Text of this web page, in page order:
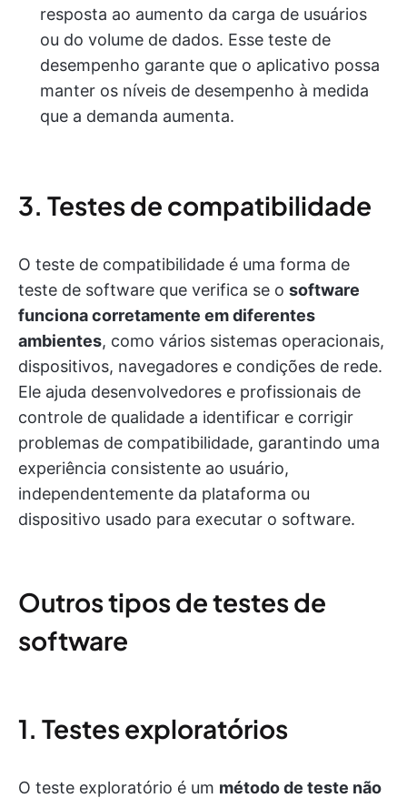
resposta ao aumento da carga de usuários
ou do volume de dados. Esse teste de
desempenho garante que o aplicativo possa
manter os níveis de desempenho à medida
que a demanda aumenta.
3. Testes de compatibilidade
O teste de compatibilidade é uma forma de
teste de software que verifica se o software
funciona corretamente em diferentes
ambientes, como vários sistemas operacionais,
dispositivos, navegadores e condições de rede.
Ele ajuda desenvolvedores e profissionais de
controle de qualidade a identificar e corrigir
problemas de compatibilidade, garantindo uma
experiência consistente ao usuário,
independentemente da plataforma ou
dispositivo usado para executar o software.
Outros tipos de testes de
software
1. Testes exploratórios
O teste exploratório é um método de teste não